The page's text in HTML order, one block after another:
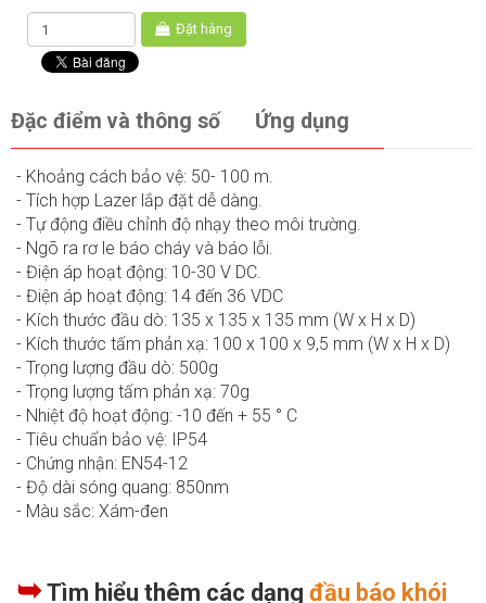
Đặt hàng
Đặc điểm và thông số Ứng dụng
- Khoảng cách bảo vệ: 50- 100 m.
- Tích hợp Lazer lắp đặt dễ dàng.
- Tự động điều chỉnh độ nhạy theo môi trường.
- Ngõ ra rơ le báo cháy và báo lỗi.
- Điện áp hoạt động: 10-30 V DC.
- Điện áp hoạt động: 14 đến 36 VDC
- Kích thước đầu dò: 135 x 135 x 135 mm (W x H x D)
- Kích thước tấm phản xạ: 100 x 100 x 9,5 mm (W x H x D)
- Trọng lượng đầu dò: 500g
- Trọng lượng tấm phản xạ: 70g
- Nhiệt độ hoạt động: -10 đến + 55 ° C
- Tiêu chuẩn bảo vệ: IP54
- Chứng nhận: EN54-12
- Độ dài sóng quang: 850nm
- Màu sắc: Xám-đen
➥Tìm hiểu thêm các dạng đầu báo khói